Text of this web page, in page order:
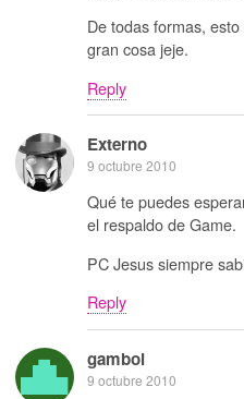
De todas formas,
gran cosa jeje.
Reply
Externo
9 octubre 2010
Qué te puedes
el respaldo de Game.
PC Jesus siempre
Reply
gamboi
9 octubre 2010